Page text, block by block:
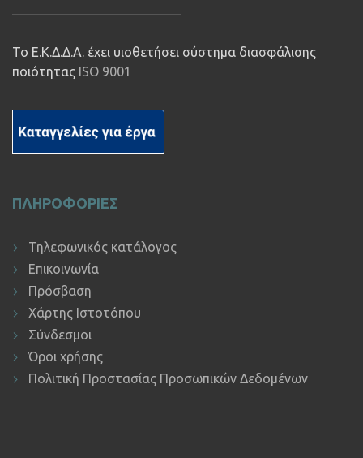
Το Ε.Κ.Δ.Δ.Α. έχει υιοθετήσει σύστημα διασφάλισης
ποιότητας ISO 9001
ΠΛΗΡΟΦΟΡΙΕΣ
Τηλεφωνικός κατάλογος
Επικοινωνία
Πρόσβαση
Χάρτης Ιστοτόπου
Σύνδεσμοι
Όροι χρήσης
Πολιτική Προστασίας Προσωπικών Δεδομένων